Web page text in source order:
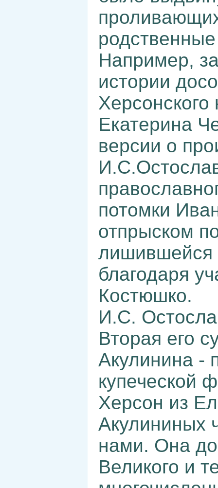
Например,
истории
Херсонского
Екатерина
версии о
потомки
отпрыском
лишившейся
благодаря
Костюшко.
И.С.
Вторая его
Акулинина -
купеческой
Херсон из
Акулининых
нами. Она
Великого и